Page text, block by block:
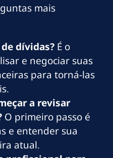
mais
dívidas? É o
e negociar suas
para torná-las
a revisar
O primeiro passo é
e entender sua
atual.